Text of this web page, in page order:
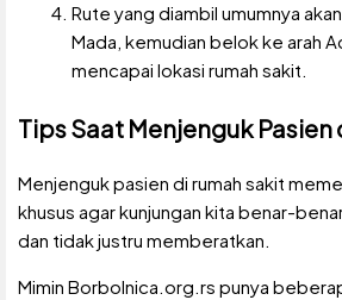
Rute yang diambil umumnya
Mada, kemudian belok ke arah
mencapai lokasi rumah sakit.
Tips Saat Menjenguk Pasien
Menjenguk pasien di rumah sakit
khusus agar kunjungan kita benar-
dan tidak justru memberatkan.
Mimin Borbolnica.org.rs punya